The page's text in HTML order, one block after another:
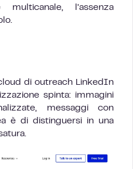
l’assenza
di outreach LinkedIn
spinta: immagini
messaggi con
è di distinguersi in una